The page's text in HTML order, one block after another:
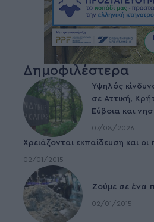
Δημοφιλέστερα
Υψηλός
σε Αττική,
Εύβοια και
07/08/2026
Χρειάζονται εκπαίδευση και οι
02/01/2015
Ζούμε σε ένα
02/01/2015